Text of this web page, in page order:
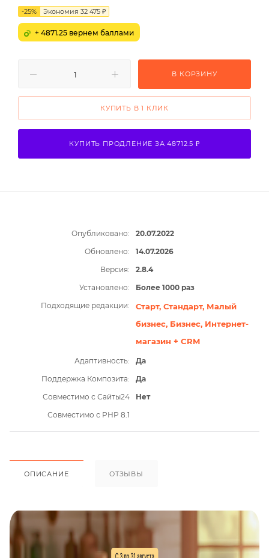
-25% Экономия 32 475 ₽
+ 4871.25 вернем баллами
В КОРЗИНУ
КУПИТЬ В 1 КЛИК
КУПИТЬ ПРОДЛЕНИЕ ЗА 48712.5 ₽
Опубликовано:
20.07.2022
Обновлено:
14.07.2026
Версия:
2.8.4
Установлено:
Более 1000 раз
Подходящие редакции:
Старт, Стандарт, Малый
бизнес, Бизнес, Интернет-
магазин + CRM
Адаптивность:
Да
Поддержка Композита:
Да
Совместимо с Сайты24
Нет
Совместимо с PHP 8.1
ОПИСАНИЕ ОТЗЫВЫ